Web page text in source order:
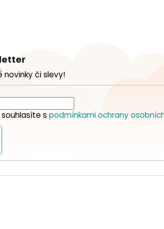
novinky či slevy!
s podmínkami ochrany